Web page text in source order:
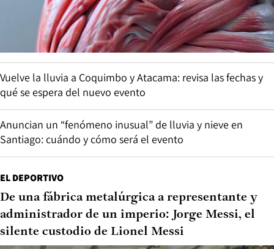
Vuelve la lluvia a Coquimbo y Atacama: revisa las fechas y
qué se espera del nuevo evento
Anuncian un “fenómeno inusual” de lluvia y nieve en
Santiago: cuándo y cómo será el evento
EL DEPORTIVO
De una fábrica metalúrgica a representante y
administrador de un imperio: Jorge Messi, el
silente custodio de Lionel Messi